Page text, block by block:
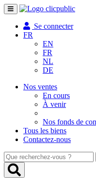
Toggle
navigation
Se connecter
FR
EN
FR
NL
DE
Nos ventes
En cours
À venir
Nos fonds de
Tous les biens
Contactez-nous
Que
recherchez-
vous